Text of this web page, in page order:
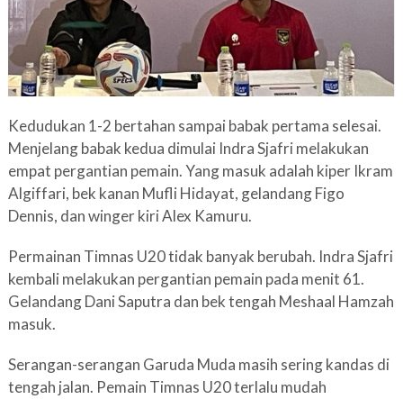
Kedudukan 1-2 bertahan sampai babak pertama selesai.
Menjelang babak kedua dimulai Indra Sjafri melakukan
empat pergantian pemain. Yang masuk adalah kiper Ikram
Algiffari, bek kanan Mufli Hidayat, gelandang Figo
Dennis, dan winger kiri Alex Kamuru.
Permainan Timnas U20 tidak banyak berubah. Indra Sjafri
kembali melakukan pergantian pemain pada menit 61.
Gelandang Dani Saputra dan bek tengah Meshaal Hamzah
masuk.
Serangan-serangan Garuda Muda masih sering kandas di
tengah jalan. Pemain Timnas U20 terlalu mudah